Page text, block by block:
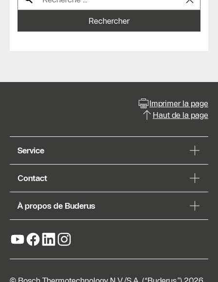
Rechercher
Imprimer la page
Haut de la page
Service
Contact
À propos de Buderus